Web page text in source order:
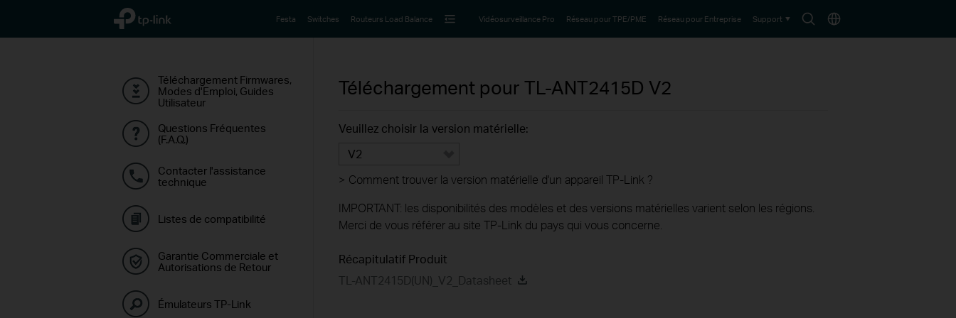
TP-Link, Reliably Smart
SearchChoisir
Festa Switches Routeurs Load Balance Vidéosurveillance Pro Réseau pour TPE/PME Réseau pour Entreprise Support
Téléchargement Firmwares,
Modes d'Emploi, Guides
Utilisateur
Questions Fréquentes
(F.A.Q.)
Contacter l'assistance
technique
Listes de compatibilité
Garantie Commerciale et
Autorisations de Retour
Émulateurs TP-Link
Téléchargement pour TL-ANT2415D V2
Veuillez choisir la version matérielle:
V2
> Comment trouver la version matérielle d'un appareil TP-Link ?
IMPORTANT: les disponibilités des modèles et des versions matérielles varient selon les régions.
Merci de vous référer au site TP-Link du pays qui vous concerne.
Récapitulatif Produit
TL-ANT2415D(UN)_V2_Datasheet